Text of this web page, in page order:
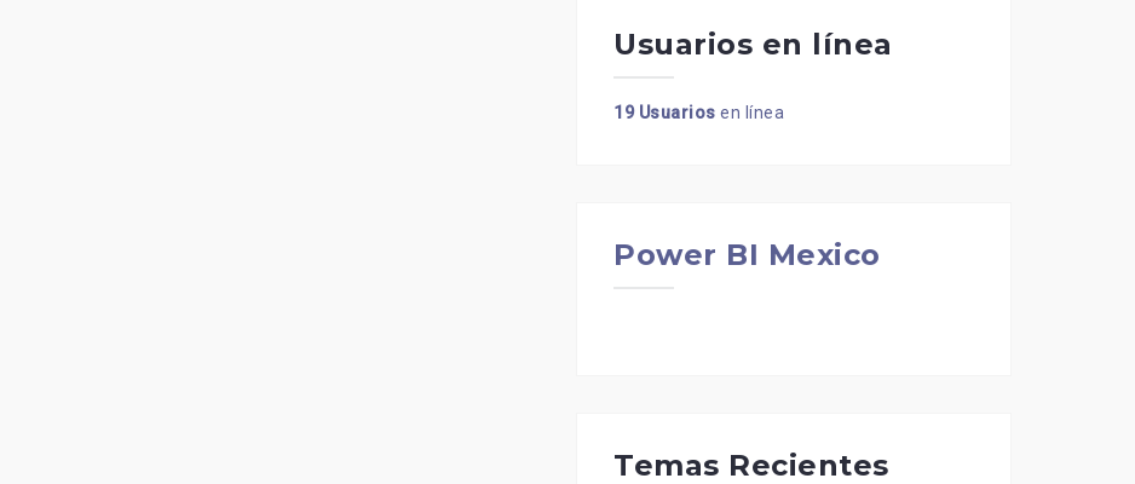
Usuarios en línea
19 Usuarios en línea
Power BI Mexico
Temas Recientes